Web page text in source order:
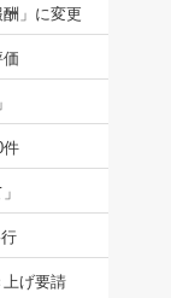
」に変更
件
げ要請